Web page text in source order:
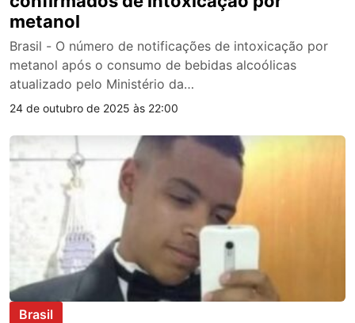
metanol
Brasil - O número de notificações de intoxicação por
metanol após o consumo de bebidas alcoólicas
atualizado pelo Ministério da…
24 de outubro de 2025 às 22:00
Brasil